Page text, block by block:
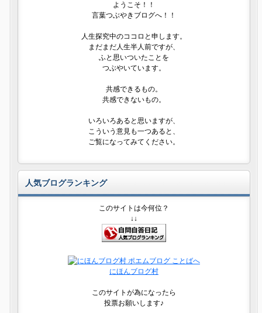
ようこそ！！
言葉つぶやきブログへ！！
人生探究中のココロと申します。
まだまだ人生半人前ですが、
ふと思いついたことを
つぶやいています。
共感できるもの。
共感できないもの。
いろいろあると思いますが、
こういう意見も一つあると、
ご覧になってみてください。
人気ブログランキング
このサイトは今何位？
↓↓
にほんブログ村
このサイトが為になったら
投票お願いします♪